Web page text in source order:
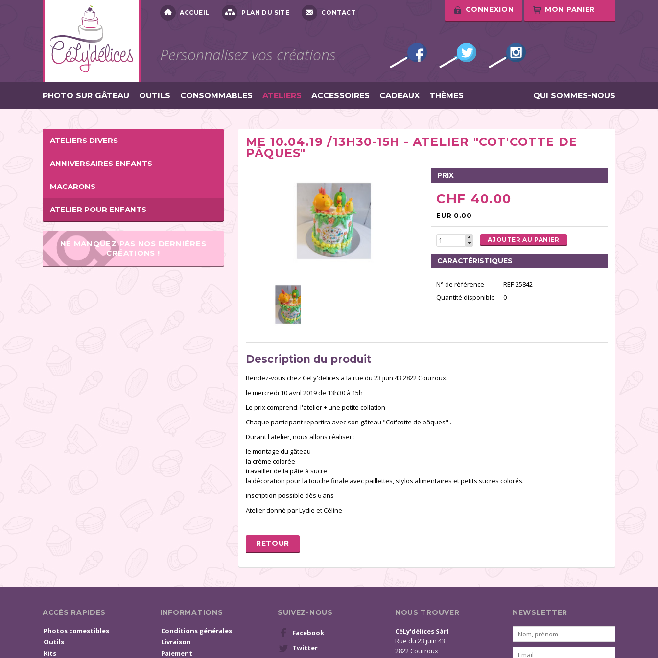
ACCUEIL PLAN DU SITE CONTACT CONNEXION MON PANIER
Personnalisez vos créations
PHOTO SUR GÂTEAU OUTILS CONSOMMABLES ATELIERS ACCESSOIRES CADEAUX THÈMES QUI SOMMES-NOUS
ATELIERS DIVERS
ANNIVERSAIRES ENFANTS
MACARONS
ATELIER POUR ENFANTS
NE MANQUEZ PAS NOS DERNIÈRES
CRÉATIONS !
ME 10.04.19 /13H30-15H - ATELIER "COT'COTTE DE
PÂQUES"
PRIX
CHF 40.00
EUR 0.00
AJOUTER AU PANIER
CARACTÉRISTIQUES
N° de référence
REF-25842
Quantité disponible
0
Description du produit
Rendez-vous chez CéLy'délices à la rue du 23 juin 43 2822 Courroux.
le mercredi 10 avril 2019 de 13h30 à 15h
Le prix comprend: l'atelier + une petite collation
Chaque participant repartira avec son gâteau "Cot'cotte de pâques" .
Durant l'atelier, nous allons réaliser :
le montage du gâteau
la crème colorée
travailler de la pâte à sucre
la décoration pour la touche finale avec paillettes, stylos alimentaires et petits sucres colorés.
Inscription possible dès 6 ans
Atelier donné par Lydie et Céline
RETOUR
ACCÈS RAPIDES
Photos comestibles
Outils
Kits
INFORMATIONS
Conditions générales
Livraison
Paiement
SUIVEZ-NOUS
Facebook
Twitter
NOUS TROUVER
CéLy'délices Sàrl
Rue du 23 juin 43
2822 Courroux
NEWSLETTER